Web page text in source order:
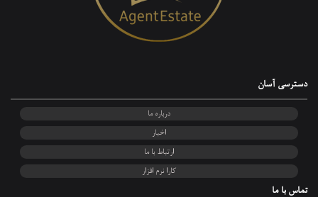
دسترسی آسان
درباره ما
اخبار
ارتباط با ما
کارا نرم افزار
تماس با ما